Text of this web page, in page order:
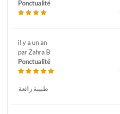
Ponctualité
il y a un an
par Zahra B
Ponctualité
طبيبة رائعة